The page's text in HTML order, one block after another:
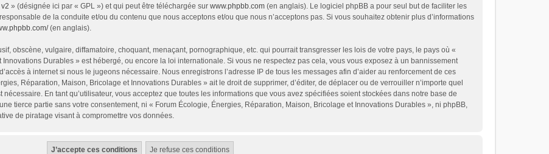
» (désignée ici par « GPL ») et qui peut être téléchargée sur www.phpbb.com (en anglais). Le logiciel phpBB a pour seul but de faciliter les
de la conduite et/ou du contenu que nous acceptons et/ou que nous n’acceptons pas. Si vous souhaitez obtenir plus d’informations
(en anglais).
obscène, vulgaire, diffamatoire, choquant, menaçant, pornographique, etc. qui pourrait transgresser les lois de votre pays, le pays où «
Durables » est hébergé, ou encore la loi internationale. Si vous ne respectez pas cela, vous vous exposez à un bannissement
à internet si nous le jugeons nécessaire. Nous enregistrons l’adresse IP de tous les messages afin d’aider au renforcement de ces
Réparation, Maison, Bricolage et Innovations Durables » ait le droit de supprimer, d’éditer, de déplacer ou de verrouiller n’importe quel
En tant qu’utilisateur, vous acceptez que toutes les informations que vous avez spécifiées soient stockées dans notre base de
tierce partie sans votre consentement, ni « Forum Écologie, Énergies, Réparation, Maison, Bricolage et Innovations Durables », ni phpBB,
de piratage visant à compromettre vos données.